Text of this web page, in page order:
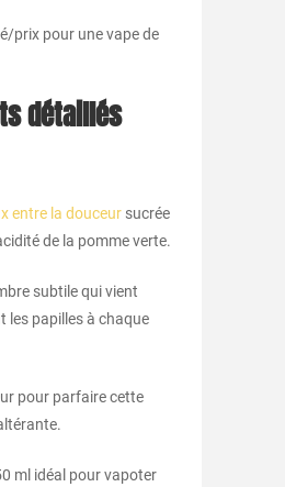
prix pour une vape de
détaillés
entre la douceursucrée
de la pomme verte.
subtile qui vient
les papilles à chaque
pour parfaire cette
ml idéal pour vapoter